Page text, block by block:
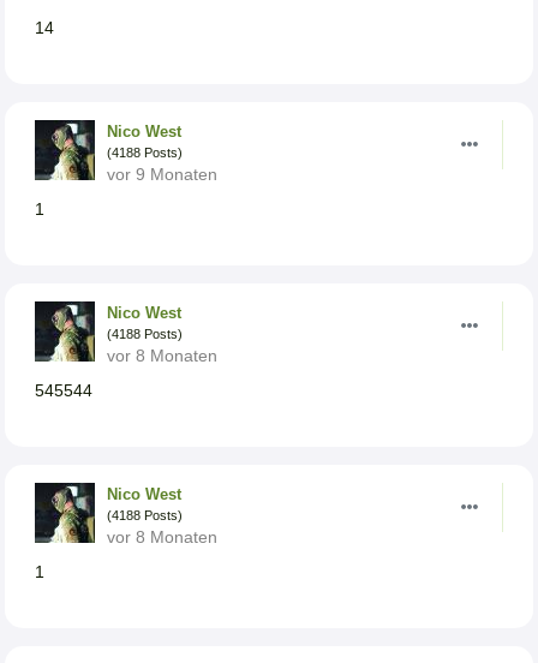
14
Nico West
(4188 Posts)
vor 9 Monaten
1
Nico West
(4188 Posts)
vor 8 Monaten
545544
Nico West
(4188 Posts)
vor 8 Monaten
1